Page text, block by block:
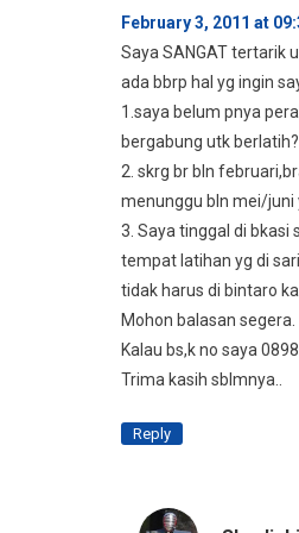
February 3, 2011 at
Saya SANGAT tertarik
ada bbrp hal yg ingin
1.saya belum pnya
bergabung utk berlatih?
2. skrg br bln
menunggu bln mei/juni
3. Saya tinggal di
tempat latihan yg di
tidak harus di bintaro
Mohon balasan segera.
Kalau bs,k no saya
Trima kasih sblmnya..
Reply